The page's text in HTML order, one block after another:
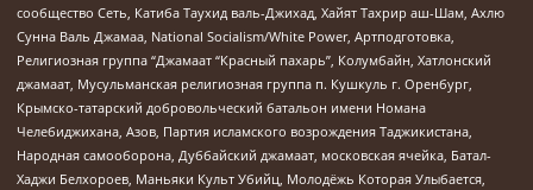
сообщество Сеть, Катиба Таухид валь-Джихад, Хайят Тахрир аш-Шам, Ахлю
Сунна Валь Джамаа, National Socialism/White Power, Артподготовка,
Религиозная группа “Джамаат “Красный пахарь”, Колумбайн, Хатлонский
джамаат, Мусульманская религиозная группа п. Кушкуль г. Оренбург,
Крымско-татарский добровольческий батальон имени Номана
Челебиджихана, Азов, Партия исламского возрождения Таджикистана,
Народная самооборона, Дуббайский джамаат, московская ячейка, Батал-
Хаджи Белхороев, Маньяки Культ Убийц, Молодёжь Которая Улыбается,